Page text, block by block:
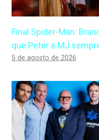
Final Spider-Man:
que Peter e MJ
5 de agosto de 2026